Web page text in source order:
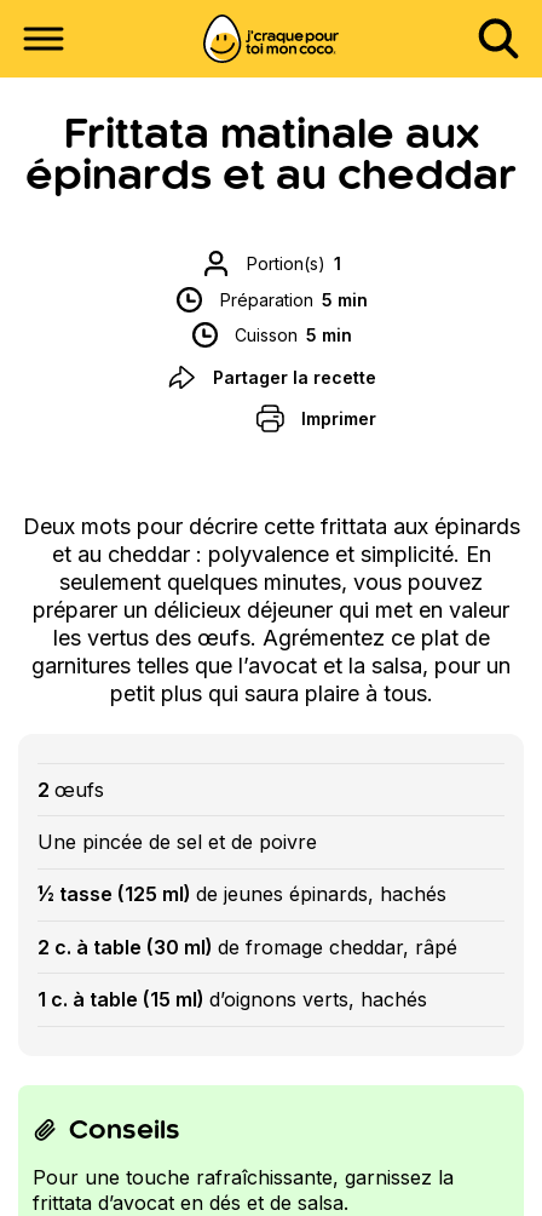
Frittata matinale aux
épinards et au cheddar
Portion(s) 1
Préparation 5 min
Cuisson 5 min
Partager la recette
Imprimer
Deux mots pour décrire cette frittata aux épinards
et au cheddar : polyvalence et simplicité. En
seulement quelques minutes, vous pouvez
préparer un délicieux déjeuner qui met en valeur
les vertus des œufs. Agrémentez ce plat de
garnitures telles que l’avocat et la salsa, pour un
petit plus qui saura plaire à tous.
2 œufs
Une pincée de sel et de poivre
½ tasse (125 ml) de jeunes épinards, hachés
2 c. à table (30 ml) de fromage cheddar, râpé
1 c. à table (15 ml) d’oignons verts, hachés
Conseils
Pour une touche rafraîchissante, garnissez la
frittata d’avocat en dés et de salsa.